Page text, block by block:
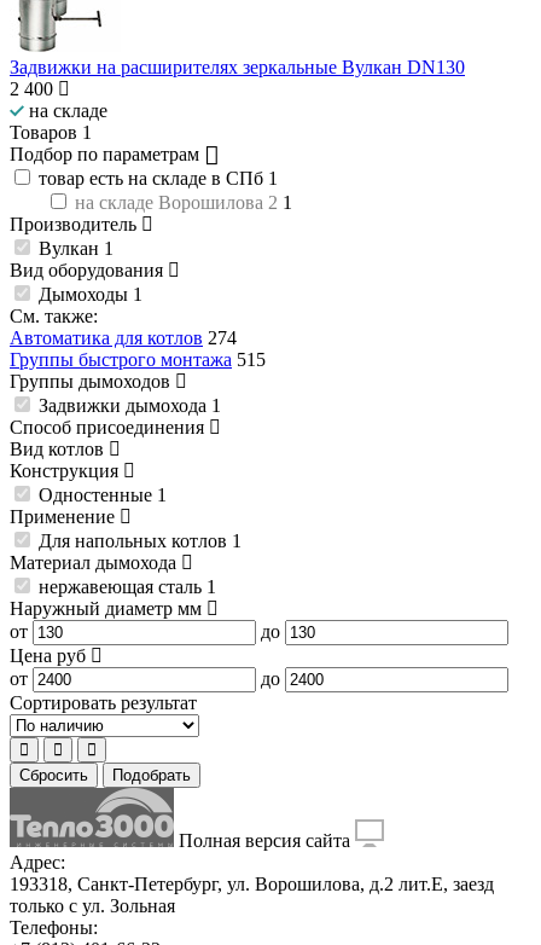
Задвижки на расширителях зеркальные Вулкан DN130
2 400
на складе
Товаров 1
Подбор по параметрам
товар есть на складе в СПб 1
на складе Ворошилова 2 1
Производитель
Вулкан 1
Вид оборудования
Дымоходы 1
См. также:
Автоматика для котлов 274
Группы быстрого монтажа 515
Группы дымоходов
Задвижки дымохода 1
Способ присоединения
Вид котлов
Конструкция
Одностенные 1
Применение
Для напольных котлов 1
Материал дымохода
нержавеющая сталь 1
Наружный диаметр мм
от
до
Цена руб
от
до
Сортировать результат
Сбросить Подобрать
Полная версия сайта
Адрес:
193318, Санкт-Петербург, ул. Ворошилова, д.2 лит.Е, заезд
только с ул. Зольная
Телефоны: